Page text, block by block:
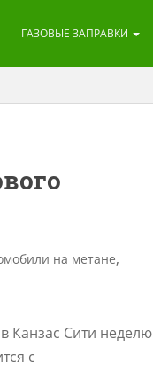
ГАЗОВЫЕ ЗАПРАВКИ
на метане,
Канзас Сити неделю
с